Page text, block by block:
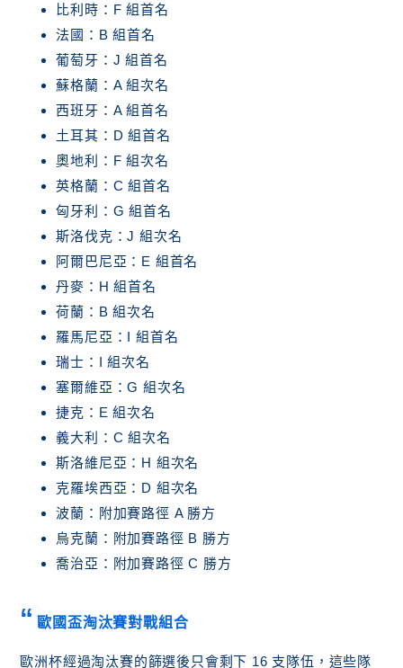
比利時：F 組首名
法國：B 組首名
葡萄牙：J 組首名
蘇格蘭：A 組次名
西班牙：A 組首名
土耳其：D 組首名
奧地利：F 組次名
英格蘭：C 組首名
匈牙利：G 組首名
斯洛伐克：J 組次名
阿爾巴尼亞：E 組首名
丹麥：H 組首名
荷蘭：B 組次名
羅馬尼亞：I 組首名
瑞士：I 組次名
塞爾維亞：G 組次名
捷克：E 組次名
義大利：C 組次名
斯洛維尼亞：H 組次名
克羅埃西亞：D 組次名
波蘭：附加賽路徑 A 勝方
烏克蘭：附加賽路徑 B 勝方
喬治亞：附加賽路徑 C 勝方
歐國盃淘汰賽對戰組合
歐洲杯經過淘汰賽的篩選後只會剩下 16 支隊伍，這些隊